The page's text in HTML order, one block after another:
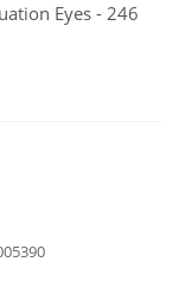
Eyes - 246